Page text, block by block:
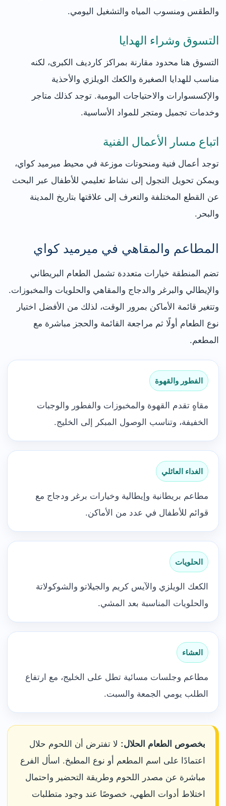
والطقس ومنسوب المياه والتشغيل اليومي.
التسوق وشراء الهدايا
التسوق هنا محدود مقارنة بمراكز كارديف الكبرى، لكنه
مناسب للهدايا الصغيرة والكعك الويلزي والأحذية
والإكسسوارات والاحتياجات اليومية. توجد كذلك متاجر
وخدمات تجميل ومتجر للمواد الأساسية.
اتباع مسار الأعمال الفنية
توجد أعمال فنية ومنحوتات موزعة في محيط ميرميد كواي،
ويمكن تحويل التجول إلى نشاط تعليمي للأطفال عبر البحث
عن القطع المختلفة والتعرف إلى علاقتها بتاريخ المدينة
والبحر.
المطاعم والمقاهي في ميرميد كواي
تضم المنطقة خيارات متعددة تشمل الطعام البريطاني
والإيطالي والبرغر والدجاج والمقاهي والحلويات والمخبوزات.
وتتغير قائمة الأماكن بمرور الوقت، لذلك من الأفضل اختيار
نوع الطعام أولًا ثم مراجعة القائمة والحجز مباشرة مع
المطعم.
الفطور والقهوة
مقاهٍ تقدم القهوة والمخبوزات والفطور والوجبات
الخفيفة، وتناسب الوصول المبكر إلى الخليج.
الغداء العائلي
مطاعم بريطانية وإيطالية وخيارات برغر ودجاج مع
قوائم للأطفال في عدد من الأماكن.
الحلويات
الكعك الويلزي والآيس كريم والجيلاتو والشوكولاتة
والحلويات المناسبة بعد المشي.
العشاء
مطاعم وجلسات مسائية تطل على الخليج، مع ارتفاع
الطلب يومي الجمعة والسبت.
بخصوص الطعام الحلال: لا تفترض أن اللحوم حلال
اعتمادًا على اسم المطعم أو نوع المطبخ. اسأل الفرع
مباشرة عن مصدر اللحوم وطريقة التحضير واحتمال
اختلاط أدوات الطهي، خصوصًا عند وجود متطلبات